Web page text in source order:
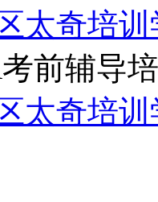
太奇培训
前辅导
太奇培训